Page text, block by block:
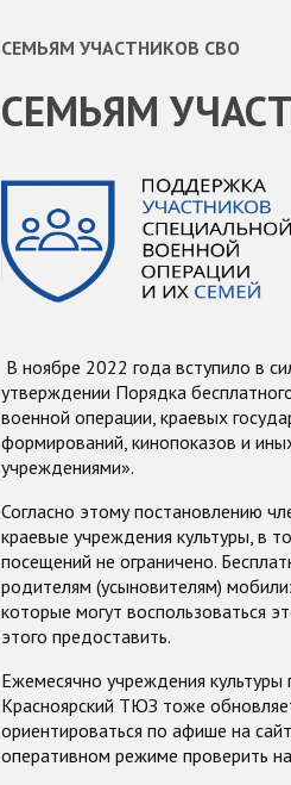
СЕМЬЯМ УЧАСТНИКОВ СВО
СЕМЬЯМ
В ноябре 2022 года вступило в
утверждении Порядка
военной операции, краевых
формирований, кинопоказов и
учреждениями».
Согласно этому постановлению
краевые учреждения культуры, в
посещений не ограничено.
родителям (усыновителям)
которые могут воспользоваться
этого предоставить.
Ежемесячно учреждения
Красноярский ТЮЗ тоже
ориентироваться по афише на
оперативном режиме проверить